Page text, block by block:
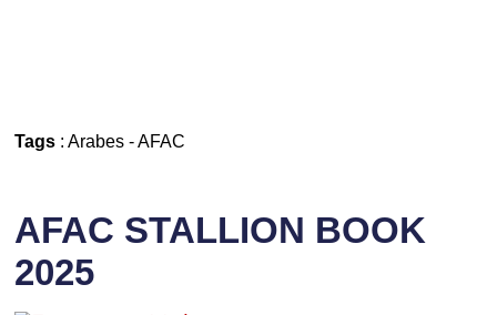
Tags: Arabes-AFAC
AFAC STALLION BOOK
2025